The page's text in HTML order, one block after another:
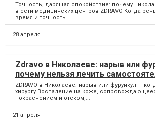
Точность, дарящая спокойствие: почему
в сети медицинских центров ZDRAVO Когда
время и точность...
28 апреля
Zdravo в Николаеве: нарыв или
почему нельзя лечить
ZDRAVO в Николаеве: нарыв или фурункул —
хирургу Воспаление на коже,
покраснением и отеком,...
21 апреля